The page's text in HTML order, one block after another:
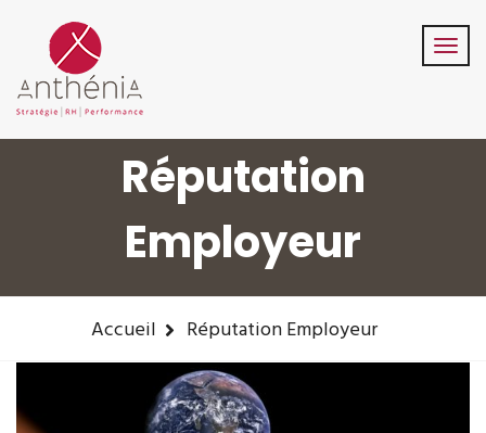
Suivez-Nous:
Réputation
Employeur
Accueil Réputation Employeur